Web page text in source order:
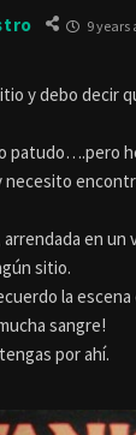
9 years
y debo decir
patudo….pero
en un
sitio.
la escena
sangre!
por ahí.